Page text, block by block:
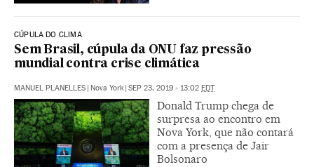
CÚPULA DO CLIMA
Sem Brasil, cúpula da ONU faz pressão
mundial contra crise climática
MANUEL PLANELLES | Nova York | SEP 23, 2019 - 13:02 EDT
Donald Trump chega de
surpresa ao encontro em
Nova York, que não contará
com a presença de Jair
Bolsonaro